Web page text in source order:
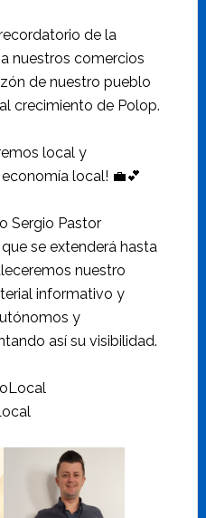
de la
nuestros comercios
de nuestro pueblo
crecimiento de Polop.
local y
local! 💼💕
Sergio Pastor
se extenderá hasta
nuestro
informativo y
y
así su visibilidad.